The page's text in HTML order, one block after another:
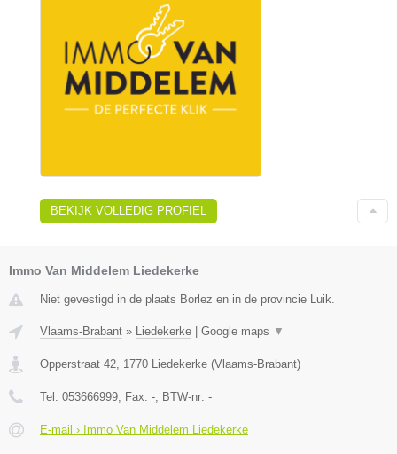
BEKIJK VOLLEDIG PROFIEL
Immo Van Middelem Liedekerke
Niet gevestigd in de plaats Borlez en in de provincie Luik.
Vlaams-Brabant » Liedekerke Google maps ▼
Opperstraat 42 1770 Liedekerke (Vlaams-Brabant)
Tel: 053666999 , Fax: - , BTW-nr: -
E-mail › Immo Van Middelem Liedekerke